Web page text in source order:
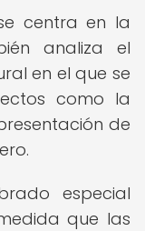
centra en la
analiza el
en el que se
como la
de
especial
que las